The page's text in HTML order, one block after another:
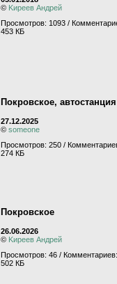
© Kиpeeв Aндpeй
Просмотров: 1093 /
453 КБ
Покровское, автостанция
27.12.2025
© someone
Просмотров: 250 /
274 КБ
Покровское
26.06.2026
© Kиpeeв Aндpeй
Просмотров: 46 /
502 КБ